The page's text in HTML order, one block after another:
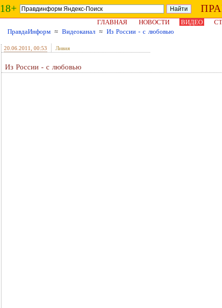
18+
ГЛАВНАЯ НОВОСТИ ВИДЕО
ПравдаИнформ ≈ Видеоканал ≈ Из России - с любовью
20.06.2011 , 00:53 Ливия
Из России - с любовью